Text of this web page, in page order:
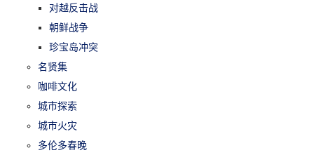
对越反击战
朝鲜战争
珍宝岛冲突
名贤集
咖啡文化
城市探索
城市火灾
多伦多春晚